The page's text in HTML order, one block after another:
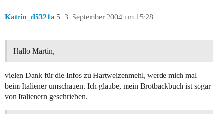
Katrin_d5321a 3. September 2004 um 15:28
5
Hallo Martin,
vielen Dank für die Infos zu Hartweizenmehl, werde mich mal
beim Italiener umschauen. Ich glaube, mein Brotbackbuch ist sogar
von Italienern geschrieben.